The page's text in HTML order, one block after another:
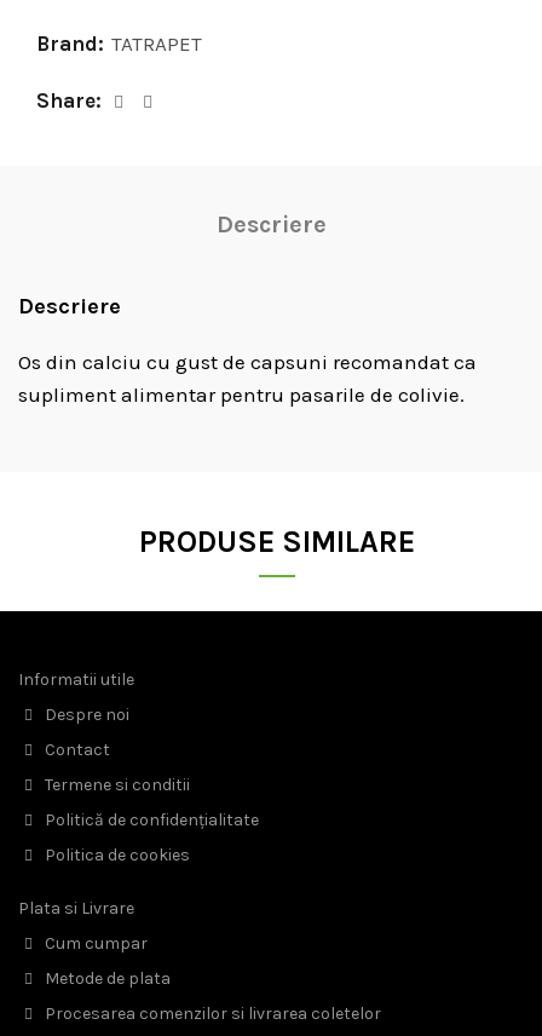
Brand: TATRAPET
Share
Descriere
Descriere
Os din calciu cu gust de capsuni recomandat ca
supliment alimentar pentru pasarile de colivie.
PRODUSE SIMILARE
Informatii utile
Despre noi
Contact
Termene si conditii
Politică de confidențialitate
Politica de cookies
Plata si Livrare
Cum cumpar
Metode de plata
Procesarea comenzilor si livrarea coletelor